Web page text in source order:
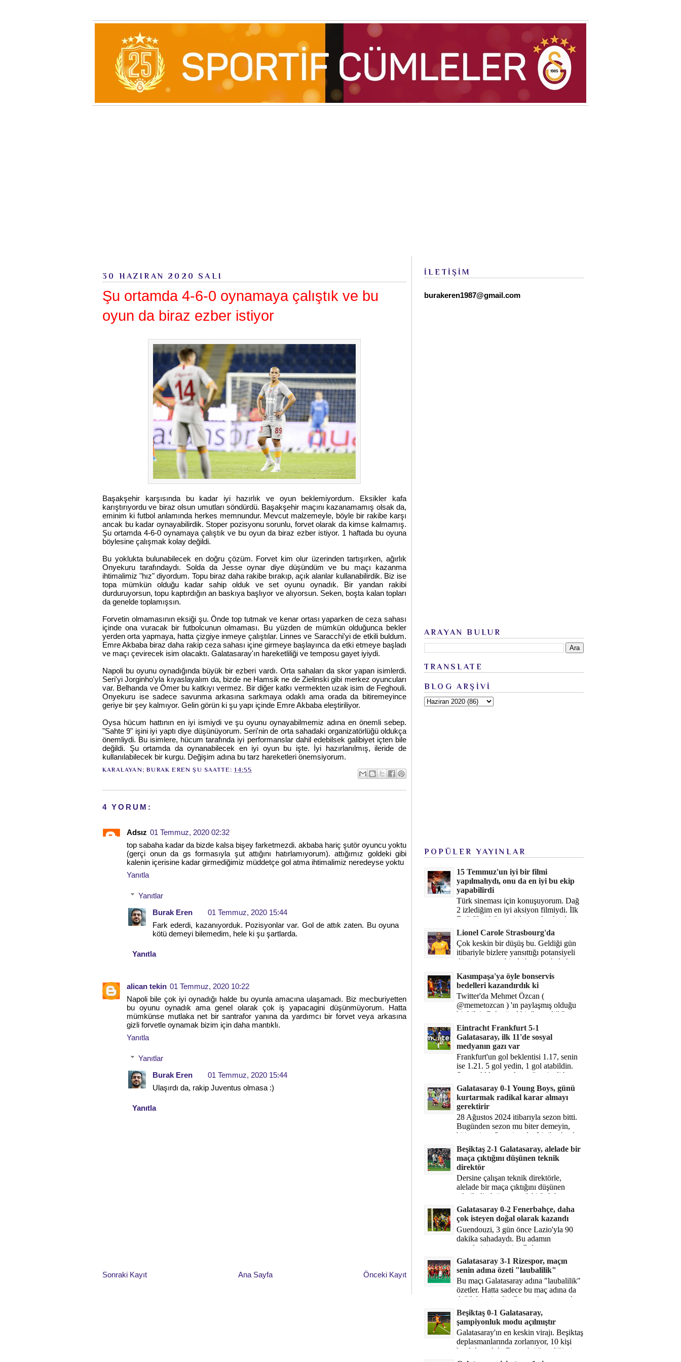
30 HAZIRAN 2020 SALI
Şu ortamda 4-6-0 oynamaya çalıştık ve bu
oyun da biraz ezber istiyor
Başakşehir karşısında bu kadar iyi hazırlık ve oyun beklemiyordum. Eksikler kafa
karıştırıyordu ve biraz olsun umutları söndürdü. Başakşehir maçını kazanamamış olsak da,
eminim ki futbol anlamında herkes memnundur. Mevcut malzemeyle, böyle bir rakibe karşı
ancak bu kadar oynayabilirdik. Stoper pozisyonu sorunlu, forvet olarak da kimse kalmamış.
Şu ortamda 4-6-0 oynamaya çalıştık ve bu oyun da biraz ezber istiyor. 1 haftada bu oyuna
böylesine çalışmak kolay değildi.
Bu yoklukta bulunabilecek en doğru çözüm. Forvet kim olur üzerinden tartışırken, ağırlık
Onyekuru tarafındaydı. Solda da Jesse oynar diye düşündüm ve bu maçı kazanma
ihtimalimiz "hız" diyordum. Topu biraz daha rakibe bırakıp, açık alanlar kullanabilirdik. Biz ise
topa mümkün olduğu kadar sahip olduk ve set oyunu oynadık. Bir yandan rakibi
durduruyorsun, topu kaptırdığın an baskıya başlıyor ve alıyorsun. Seken, boşta kalan topları
da genelde toplamışsın.
Forvetin olmamasının eksiği şu. Önde top tutmak ve kenar ortası yaparken de ceza sahası
içinde ona vuracak bir futbolcunun olmaması. Bu yüzden de mümkün olduğunca bekler
yerden orta yapmaya, hatta çizgiye inmeye çalıştılar. Linnes ve Saracchi'yi de etkili buldum.
Emre Akbaba biraz daha rakip ceza sahası içine girmeye başlayınca da etki etmeye başladı
ve maçı çevirecek isim olacaktı. Galatasaray'ın hareketliliği ve temposu gayet iyiydi.
Napoli bu oyunu oynadığında büyük bir ezberi vardı. Orta sahaları da skor yapan isimlerdi.
Seri'yi Jorginho'yla kıyaslayalım da, bizde ne Hamsik ne de Zielinski gibi merkez oyuncuları
var. Belhanda ve Ömer bu katkıyı vermez. Bir diğer katkı vermekten uzak isim de Feghouli.
Onyekuru ise sadece savunma arkasına sarkmaya odaklı ama orada da bitiremeyince
geriye bir şey kalmıyor. Gelin görün ki şu yapı içinde Emre Akbaba eleştiriliyor.
Oysa hücum hattının en iyi ismiydi ve şu oyunu oynayabilmemiz adına en önemli sebep.
"Sahte 9" işini iyi yaptı diye düşünüyorum. Seri'nin de orta sahadaki organizatörlüğü oldukça
önemliydi. Bu isimlere, hücum tarafında iyi performanslar dahil edebilsek galibiyet içten bile
değildi. Şu ortamda da oynanabilecek en iyi oyun bu işte. İyi hazırlanılmış, ileride de
kullanılabilecek bir kurgu. Değişim adına bu tarz hareketleri önemsiyorum.
KARALAYAN;BURAK EREN ŞU SAATTE:14:55
4 YORUM:
Adsız 01 Temmuz, 2020 02:32
top sabaha kadar da bizde kalsa bişey farketmezdi. akbaba hariç şutör oyuncu yoktu
(gerçi onun da gs formasıyla şut attığını hatırlamıyorum). attığımız goldeki gibi
kalenin içerisine kadar girmediğimiz müddetçe gol atma ihtimalimiz neredeyse yoktu
Yanıtla
Yanıtlar
Burak Eren
01 Temmuz, 2020 15:44
Fark ederdi, kazanıyorduk. Pozisyonlar var. Gol de attık zaten. Bu oyuna
kötü demeyi bilemedim, hele ki şu şartlarda.
Yanıtla
alican tekin 01 Temmuz, 2020 10:22
Napoli bile çok iyi oynadığı halde bu oyunla amacına ulaşamadı. Biz mecburiyetten
bu oyunu oynadık ama genel olarak çok iş yapacagini düşünmüyorum. Hatta
mümkünse mutlaka net bir santrafor yanına da yardımcı bir forvet veya arkasına
gizli forvetle oynamak bizim için daha mantıklı.
Yanıtla
Yanıtlar
Burak Eren
01 Temmuz, 2020 15:44
Ulaşırdı da, rakip Juventus olmasa :)
Yanıtla
Sonraki Kayıt Önceki Kayıt
Ana Sayfa
İLETİŞİM
burakeren1987@gmail.com
ARAYAN BULUR
TRANSLATE
BLOG ARŞİVİ
POPÜLER YAYINLAR
15 Temmuz'un iyi bir filmi
yapılmalıydı, onu da en iyi bu ekip
yapabilirdi
Türk sineması için konuşuyorum. Dağ
2 izlediğim en iyi aksiyon filmiydi. İlk
Dağ filmi hikayesiyle ön plandaydı,
Dağ 2 ise belki o hika...
Lionel Carole Strasbourg'da
Çok keskin bir düşüş bu. Geldiği gün
itibariyle bizlere yansıttığı potansiyeli
düşünüyorum, bir de bugüne bakalım.
Kasımpaşa'ya öyle bonservis
bedelleri kazandırdık ki
Twitter'da Mehmet Özcan (
@memetozcan ) 'ın paylaşmış olduğu
bir bilgi. Çok güzel bir "nostaljik" pas
diyelim. Kasımpaşa...
Eintracht Frankfurt 5-1
Galatasaray, ilk 11'de sosyal
medyanın gazı var
Frankfurt'un gol beklentisi 1.17, senin
ise 1.21. 5 gol yedin, 1 gol atabildin.
Şanssızlıkla mı anlatacağız şimdi bu
durumu? Rakibin 5 ş...
Galatasaray 0-1 Young Boys, günü
kurtarmak radikal karar almayı
gerektirir
28 Ağustos 2024 itibarıyla sezon bitti.
Bugünden sezon mu biter demeyin,
bitiyor işte. Şampiyonlar Ligi'ne katılım
hakkı senin misyonun ...
Beşiktaş 2-1 Galatasaray, alelade bir
maça çıktığını düşünen teknik
direktör
Dersine çalışan teknik direktörle,
alelade bir maça çıktığını düşünen
teknik direktör arasındaki fark bu
işte. Solskjaer'in çalıştığı de...
Galatasaray 0-2 Fenerbahçe, daha
çok isteyen doğal olarak kazandı
Guendouzi, 3 gün önce Lazio'yla 90
dakika sahadaydı. Bu adamın
transferini yetiştirip, Galatasaray
karşısında 11 oynamasını sağlıyorsun....
Galatasaray 3-1 Rizespor, maçın
senin adına özeti "laubalilik"
Bu maçı Galatasaray adına "laubalilik"
özetler. Hatta sadece bu maç adına da
değil, bir süredir. Geçen 4 maçta sadece
1 gol yedin ...
Beşiktaş 0-1 Galatasaray,
şampiyonluk modu açılmıştır
Galatasaray'ın en keskin virajı. Beşiktaş
deplasmanlarında zorlanıyor, 10 kişi
bırakılıyorduk. Bu artık öğrendiğimiz
bir gerçek. Sane...